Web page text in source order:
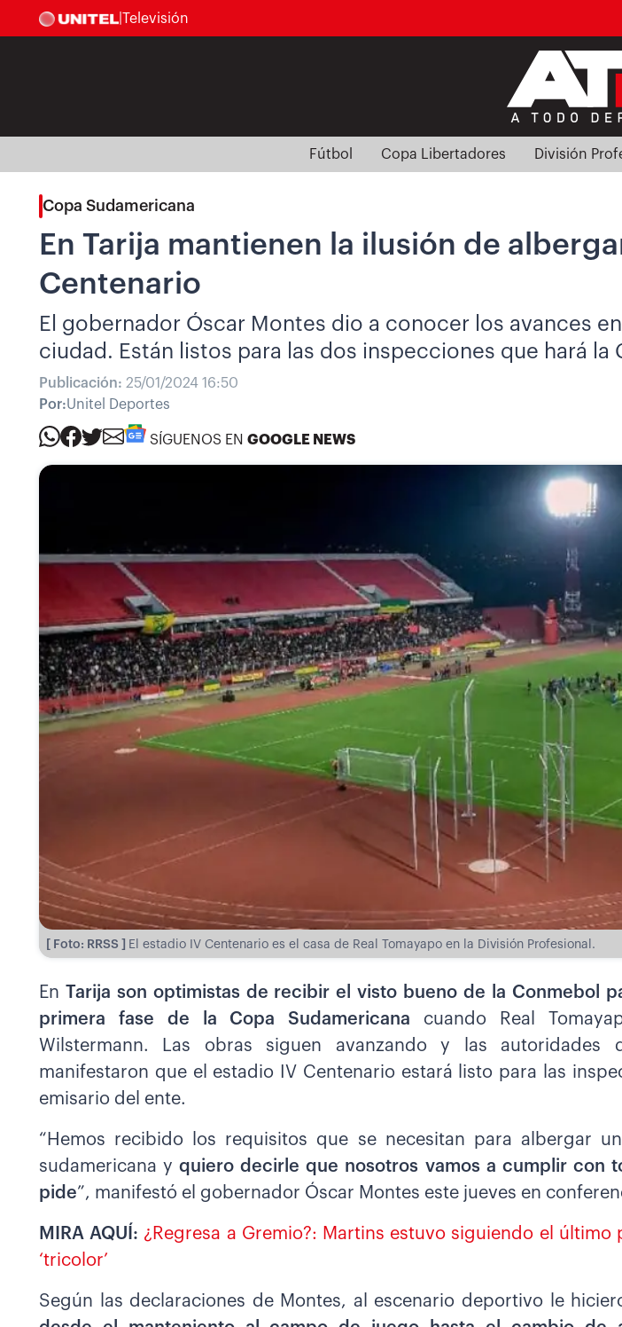
Televisión
Fútbol Copa Libertadores División
Copa Sudamericana
En Tarija mantienen la ilusión de
Centenario
El gobernador Óscar Montes dio a conocer los avances
ciudad. Están listos para las dos inspecciones que hará la
Publicación: 25/01/2024 16:50
Por:Unitel Deportes
SÍGUENOS EN GOOGLE NEWS
[ Foto: RRSS ] El estadio IV Centenario es el casa de Real Tomayapo en la División Profesional.
En Tarija son optimistas de recibir el visto bueno de la Conmebol
primera fase de la Copa Sudamericana cuando Real
Wilstermann. Las obras siguen avanzando y las autoridades
manifestaron que el estadio IV Centenario estará listo para las
emisario del ente.
“Hemos recibido los requisitos que se necesitan para albergar
sudamericana yquiero decirle que nosotros vamos a cumplir con
pide”, manifestó el gobernador Óscar Montes este jueves en
MIRA AQUÍ: ¿Regresa a Gremio?: Martins estuvo siguiendo el
‘tricolor’
Según las declaraciones de Montes, al escenario deportivo le